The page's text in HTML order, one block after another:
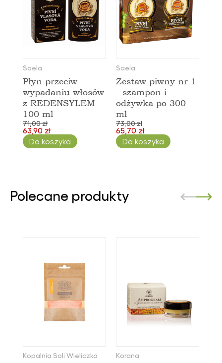
Saela
Płyn przeciw
wypadaniu włosów
z REDENSYLEM
100 ml
71,00 zł
63,90 zł
Do koszyka
Saela
Zestaw piwny nr 1
- szampon i
odżywka po 300
ml
73,00 zł
65,70 zł
Do koszyka
Polecane produkty
Kopalnia Soli Wieliczka Korana